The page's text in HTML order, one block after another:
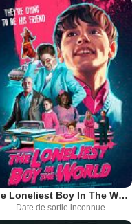
The Loneliest Boy In The World
Date de sortie inconnue